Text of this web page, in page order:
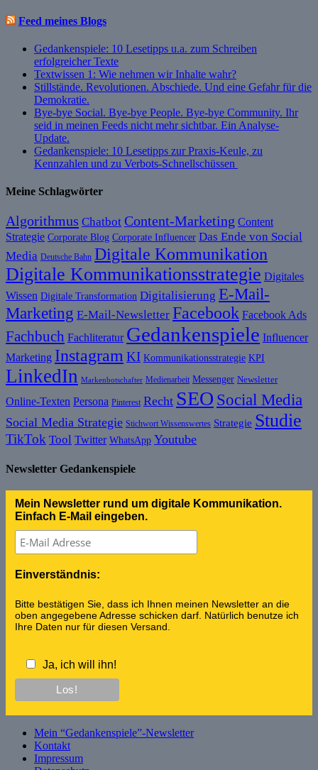
Feed meines Blogs
Gedankenspiele: 10 Lesetipps u.a. zum Schreiben
erfolgreicher Texte
Textwissen 1: Wie nehmen wir Inhalte wahr?
Stillstände. Revolutionen. Abschiede. Und eine Gefahr für die
Demokratie.
Bye-bye Social. Bye-bye People. Bye-bye Community. Ihr
seid in meinen Feeds nicht mehr sichtbar. Ein Analyse-
Update.
Gedankenspiele: 10 Lesetipps zur Praxis-Keule, zu
Kennzahlen und zu Verbots-Schnellschüssen
Meine Schlagwörter
Algorithmus Chatbot Content-Marketing Content
Strategie Corporate Blog Corporate Influencer Das Ende von Social
Media Deutsche Bahn Digitale Kommunikation
Digitale Kommunikationsstrategie Digitales
Wissen Digitale Transformation Digitalisierung E-Mail-
Marketing E-Mail-Newsletter Facebook Facebook Ads
Fachbuch Fachliteratur Gedankenspiele Influencer
Marketing Instagram KI Kommunikationsstrategie KPI
LinkedIn Markenbotschafter Medienarbeit Messenger Newsletter
Online-Texten Persona Pinterest Recht SEO Social Media
Social Media Strategie Stichwort Wissenswertes Strategie Studie
TikTok Tool Twitter WhatsApp Youtube
Newsletter Gedankenspiele
Mein Newsletter rund um digitale Kommunikation.
Einfach E-Mail eingeben.
Einverständnis:
Bitte bestätigen Sie, dass ich Ihnen meinen Newsletter an die
oben angegebene Adresse schicken darf. Natürlich benutze ich
Ihre Daten nur für diesen Versand.
Ja, ich will ihn!
Mein “Gedankenspiele”-Newsletter
Kontakt
Impressum